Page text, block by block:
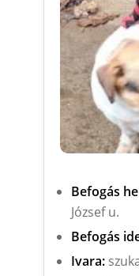
Befogás
József u.
Befogás
Ivara: